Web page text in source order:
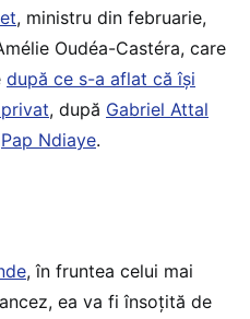
, ministru din februarie,
Oudéa-Castéra, care
după ce s-a aflat că își
, după Gabriel Attal
Pap Ndiaye.
, în fruntea celui mai
ea va fi însoțită de